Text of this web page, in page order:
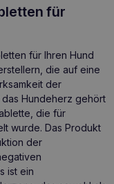
für
für Ihren Hund
die auf eine
der
Hundeherz gehört
die für
wurde. Das Produkt
der
ist ein